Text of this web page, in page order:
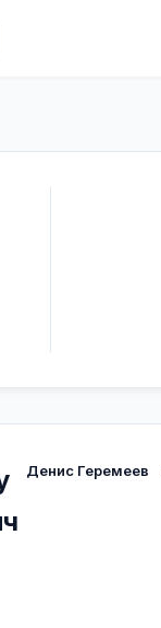
Денис Геремеев